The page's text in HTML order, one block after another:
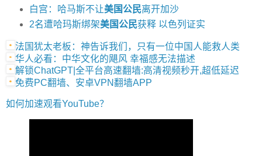
白宫：哈马斯不让美国公民离开加沙
2名遭哈玛斯绑架美国公民获释 以色列证实
法国犹太老板：神告诉我们，只有一位中国人能救人类
华人必看：中华文化的飓风 幸福感无法描述
解锁ChatGPT|全平台高速翻墙:高清视频秒开,超低延迟
免费PC翻墙、安卓VPN翻墙APP
如何加速观看YouTube？